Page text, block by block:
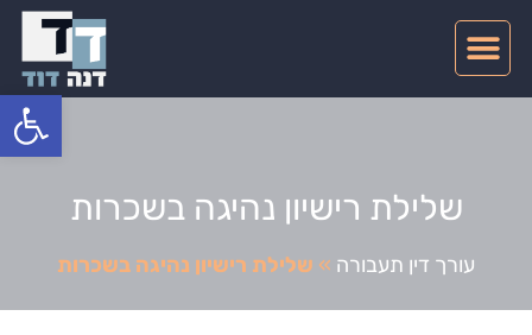
שלילת רישיון נהיגה בשכרות
עורך דין תעבורה » שלילת רישיון נהיגה בשכרות
פתח